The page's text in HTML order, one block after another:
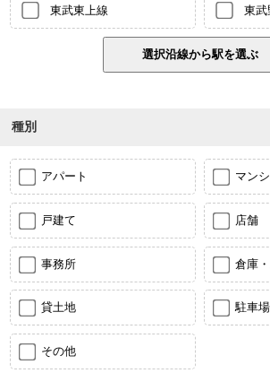
東武東上線 東武
種別
アパート マン
戸建て 店舗
事務所 倉庫
貸土地 駐車場
その他